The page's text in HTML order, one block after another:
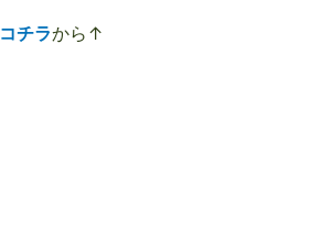
コチラから↑